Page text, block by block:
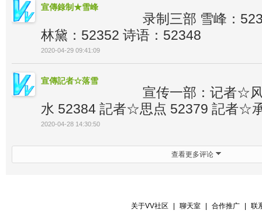
宣傳錄制★雪峰
录制三部 雪峰：
林黛：52352 诗语：52348
2020-04-29 09:41:09
宣傳記者☆落雪
宣传一部：记者☆
水 52384 記者☆思点 52379 記者☆
2020-04-28 14:30:50
查看更多评论
关于VV社区 聊天室 合作推广 联